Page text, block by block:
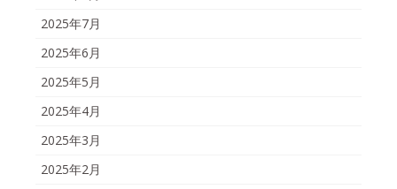
2025年7月
2025年6月
2025年5月
2025年4月
2025年3月
2025年2月